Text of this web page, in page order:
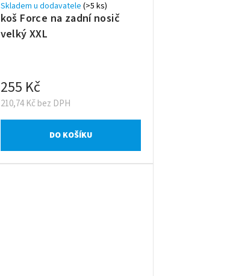
koš Force na zadní nosič
velký XXL
Skladem u dodavatele (>5 ks)
210,74 Kč bez DPH
255 Kč
DO KOŠÍKU